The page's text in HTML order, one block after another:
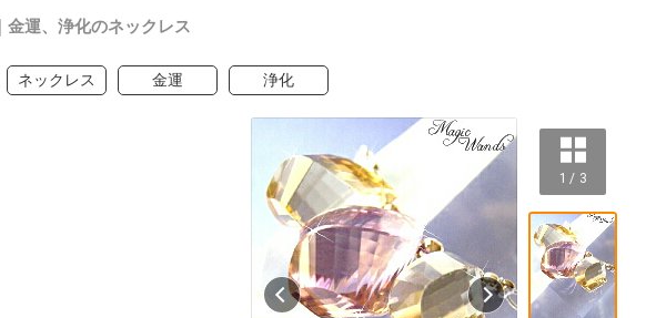
｜金運、浄化のネックレス
ネックレス 金運 浄化
1 / 3